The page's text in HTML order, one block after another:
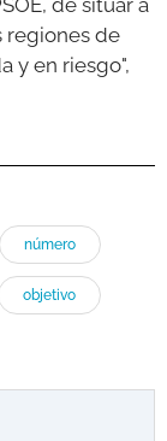
de situar a
regiones de
y en riesgo",
número
objetivo